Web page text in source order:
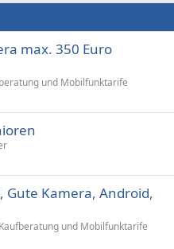
max. 350 Euro
und Mobilfunktarife
Gute Kamera, Android,
und Mobilfunktarife